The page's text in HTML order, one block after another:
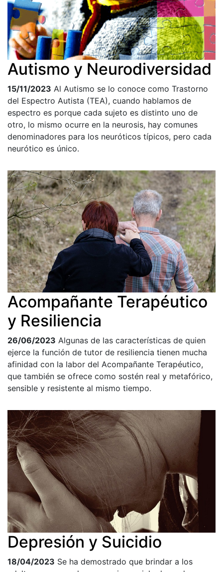
Autismo y Neurodiversidad
15/11/2023 Al Autismo se lo conoce como Trastorno
del Espectro Autista (TEA), cuando hablamos de
espectro es porque cada sujeto es distinto uno de
otro, lo mismo ocurre en la neurosis, hay comunes
denominadores para los neuróticos típicos, pero cada
neurótico es único.
Acompañante Terapéutico
y Resiliencia
26/06/2023 Algunas de las características de quien
ejerce la función de tutor de resiliencia tienen mucha
afinidad con la labor del Acompañante Terapéutico,
que también se ofrece como sostén real y metafórico,
sensible y resistente al mismo tiempo.
Depresión y Suicidio
18/04/2023 Se ha demostrado que brindar a los